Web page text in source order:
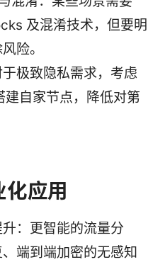
及混淆技术，但要明
险。
极致隐私需求，考虑
建自家节点，降低对第
应用
：更智能的流量分
端到端加密的无感知